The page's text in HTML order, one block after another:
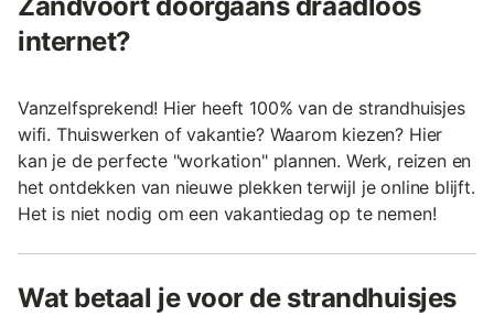
internet?
Vanzelfsprekend! Hier heeft 100% van de strandhuisjes
wifi. Thuiswerken of vakantie? Waarom kiezen? Hier
kan je de perfecte "workation" plannen. Werk, reizen en
het ontdekken van nieuwe plekken terwijl je online blijft.
Het is niet nodig om een vakantiedag op te nemen!
Wat betaal je voor de strandhuisjes